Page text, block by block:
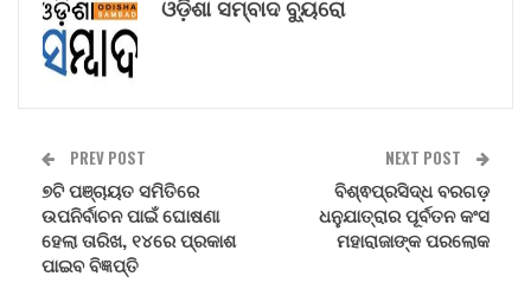
ଓଡ଼ିଶା ସମ୍ବାଦ ବ୍ୟୁରୋ
PREV POST
୭ଟି ପଞ୍ଚାୟତ ସମିତିରେ
ଉପନିର୍ବାଚନ ପାଇଁ ଘୋଷଣା
ହେଲା ତାରିଖ, ୧୪ରେ ପ୍ରକାଶ
ପାଇବ ବିଜ୍ଞପ୍ତି
NEXT POST
ବିଶ୍ଵପ୍ରସିଦ୍ଧ ବରଗଡ଼
ଧନୁଯାତ୍ରାର ପୂର୍ବତନ କଂସ
ମହାରାଜାଙ୍କ ପରଲୋକ